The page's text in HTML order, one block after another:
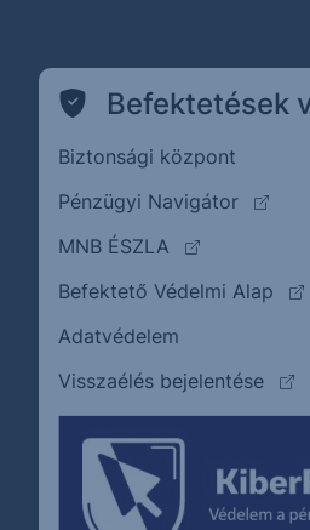
Befektetések
Biztonsági központ
Pénzügyi Navigátor
(külső
MNB ÉSZLA
(külső oldalra
Befektető Védelmi Alap
Adatvédelem
Visszaélés bejelentése